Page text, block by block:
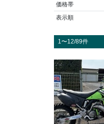
価格帯
表示順
1〜12/89件